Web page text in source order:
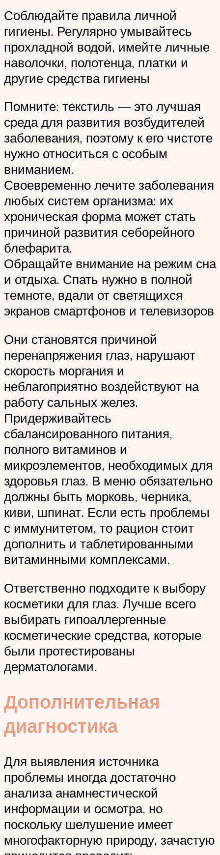
Соблюдайте правила личной
гигиены. Регулярно умывайтесь
прохладной водой, имейте личные
наволочки, полотенца, платки и
другие средства гигиены
Помните: текстиль — это лучшая
среда для развития возбудителей
заболевания, поэтому к его чистоте
нужно относиться с особым
вниманием.
Своевременно лечите заболевания
любых систем организма: их
хроническая форма может стать
причиной развития себорейного
блефарита.
Обращайте внимание на режим сна
и отдыха. Спать нужно в полной
темноте, вдали от светящихся
экранов смартфонов и телевизоров
Они становятся причиной
перенапряжения глаз, нарушают
скорость моргания и
неблагоприятно воздействуют на
работу сальных желез.
Придерживайтесь
сбалансированного питания,
полного витаминов и
микроэлементов, необходимых для
здоровья глаз. В меню обязательно
должны быть морковь, черника,
киви, шпинат. Если есть проблемы
с иммунитетом, то рацион стоит
дополнить и таблетированными
витаминными комплексами.
Ответственно подходите к выбору
косметики для глаз. Лучше всего
выбирать гипоаллергенные
косметические средства, которые
были протестированы
дерматологами.
Дополнительная
диагностика
Для выявления источника
проблемы иногда достаточно
анализа анамнестической
информации и осмотра, но
поскольку шелушение имеет
многофакторную природу, зачастую